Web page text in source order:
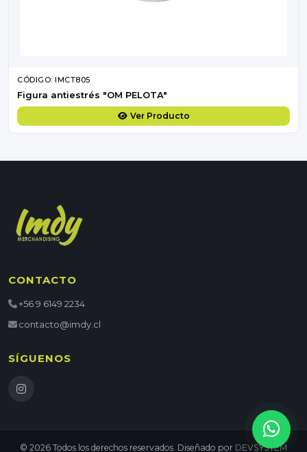
CÓDIGO: IMCT805
Figura antiestrés "OM PELOTA"
Ver Producto
CONTACTO
+56 9 6149 2234
contacto@imdy.cl
SÍGUENOS
© 2026 Todos los derechos reservados. Diseñado por DEVSYSTEM